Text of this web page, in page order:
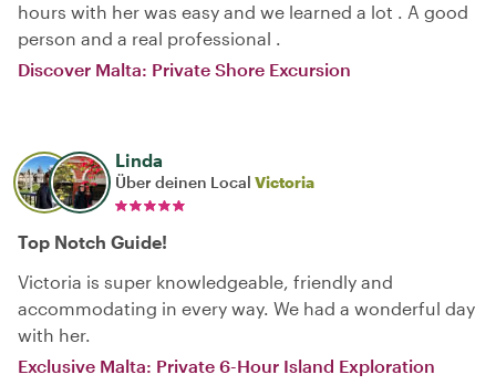
hours with her was easy and we learned a lot . A good
person and a real professional .
Discover Malta: Private Shore Excursion
Linda
Über deinen Local Victoria
Top Notch Guide!
Victoria is super knowledgeable, friendly and
accommodating in every way. We had a wonderful day
with her.
Exclusive Malta: Private 6-Hour Island Exploration